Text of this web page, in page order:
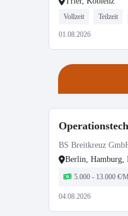
Vollzeit Teilzeit
01.08.2026
BS Breitkreuz
Berlin, Hamburg,
5.000 - 13.000 €/
04.08.2026